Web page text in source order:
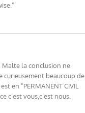
Malte la conclusion ne
curieusement beaucoup de
en "PERMANENT CIVIL
c’est vous,c’est nous.